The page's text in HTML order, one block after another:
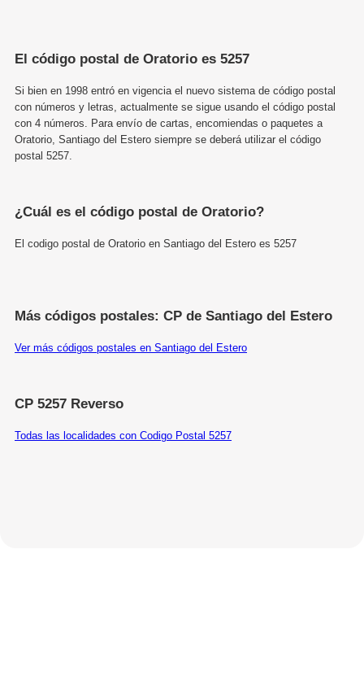
El código postal de Oratorio es 5257
Si bien en 1998 entró en vigencia el nuevo sistema de código postal
con números y letras, actualmente se sigue usando el código postal
con 4 números. Para envío de cartas, encomiendas o paquetes a
Oratorio, Santiago del Estero siempre se deberá utilizar el código
postal 5257.
¿Cuál es el código postal de Oratorio?
El codigo postal de Oratorio en Santiago del Estero es 5257
Más códigos postales: CP de Santiago del Estero
Ver más códigos postales en Santiago del Estero
CP 5257 Reverso
Todas las localidades con Codigo Postal 5257